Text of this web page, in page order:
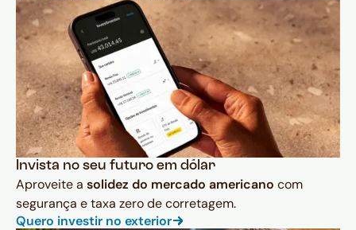
Invista no seu futuro em dólar
Aproveite a solidez do mercado americano com
segurança e taxa zero de corretagem.
Quero investir no exterior